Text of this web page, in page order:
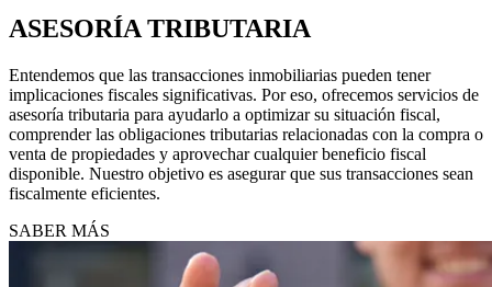
ASESORÍA TRIBUTARIA
Entendemos que las transacciones inmobiliarias pueden tener
implicaciones fiscales significativas. Por eso, ofrecemos servicios de
asesoría tributaria para ayudarlo a optimizar su situación fiscal,
comprender las obligaciones tributarias relacionadas con la compra o
venta de propiedades y aprovechar cualquier beneficio fiscal
disponible. Nuestro objetivo es asegurar que sus transacciones sean
fiscalmente eficientes.
SABER MÁS